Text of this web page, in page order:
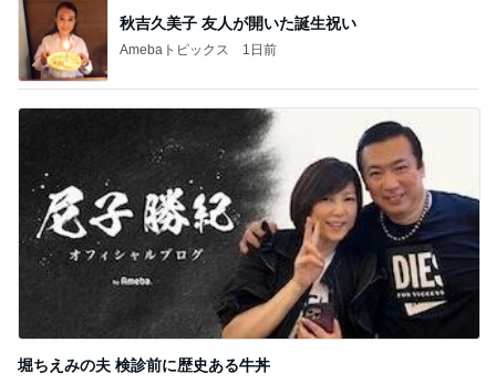
秋吉久美子 友人が開いた誕生祝い
Amebaトピックス 1日前
堀ちえみの夫 検診前に歴史ある牛丼